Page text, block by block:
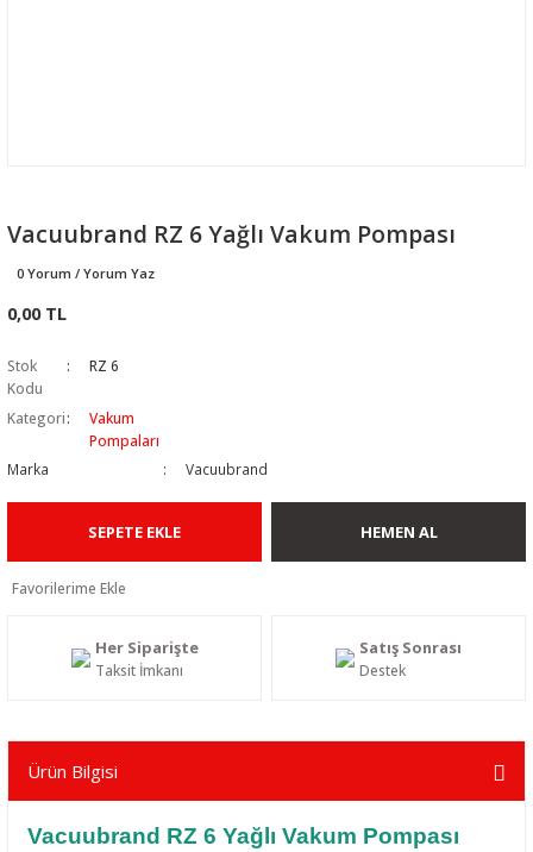
Vacuubrand RZ 6 Yağlı Vakum Pompası
0 Yorum / Yorum Yaz
0,00 TL
Stok
Kodu
RZ 6
Kategori
Vakum
Pompaları
Marka
Vacuubrand
SEPETE EKLE HEMEN AL
Her Siparişte
Taksit İmkanı
Satış Sonrası
Destek
Ürün Bilgisi
Vacuubrand RZ 6 Yağlı Vakum Pompası